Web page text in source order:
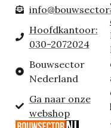
Hoofdkantoor:
030-2072024
Bouwsector
Nederland
Ga naar onze
webshop